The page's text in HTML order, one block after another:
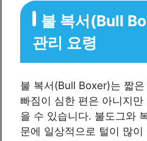
불 복서(Bull
관리 요령
불 복서(Bull Boxer)는 짧
빠짐이 심한 편은 아니지
을 수 있습니다. 불도그와
문에 일상적으로 털이 많